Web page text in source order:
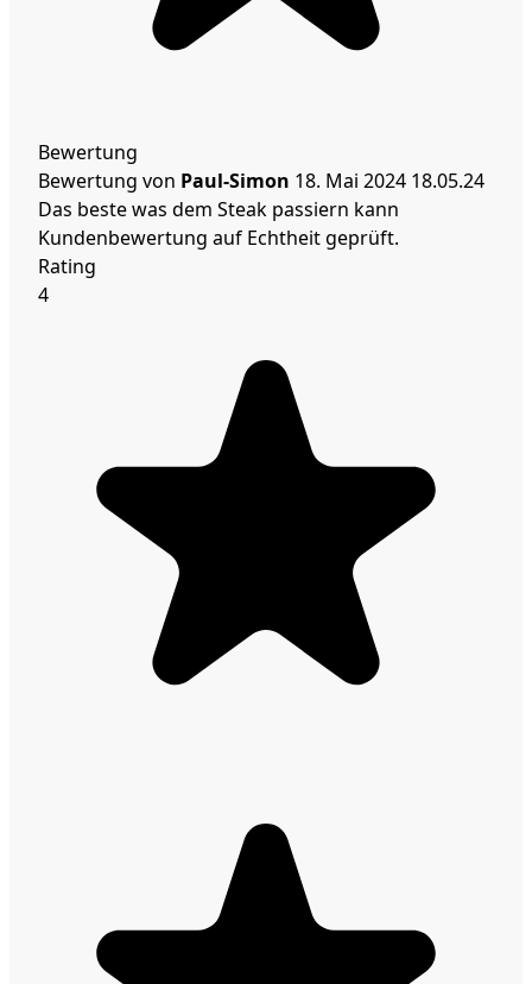
Bewertung
Bewertung von Paul-Simon 18. Mai 2024 18.05.24
Das beste was dem Steak passiern kann
Kundenbewertung auf Echtheit geprüft.
Rating
4